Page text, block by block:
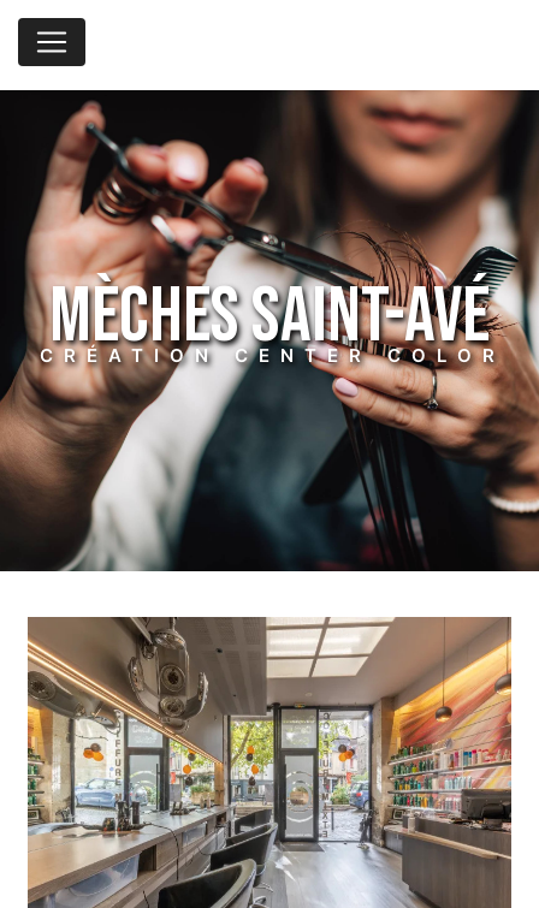
mèches Saint-Avé
CRÉATION CENTER COLOR
Panneau de gestion des cookies